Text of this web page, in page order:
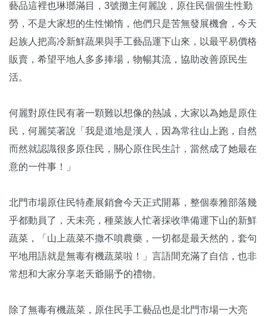
藝品這裡也琳瑯滿目，3號攤主何麗說，原住民個個生性勤
勞，不是大家想的生性懶惰，他們只是苦無發展機會，今天
起族人把高冷新鮮蔬果與手工藝品運下山來，以最平易價格
販賣，希望平地人多多捧場，物暢其流，協助改善原民生
活。
何麗對原住民有著一顆難以想像的熱誠，大家以為她是原住
民，何麗笑著說「我是道地是漢人，因為常往山上跑，自然
而然就認識很多原住民，關心原住民生計，當然成了她最在
意的一件事！」
北門市場原住民特產展銷會今天正式開幕，整個泰雅部落幾
乎都動員了，天未亮，種菜族人忙著採收準備運下山的新鮮
蔬菜，「山上蔬菜不撒不噴農藥，一切都是最天然的，套句
平地用語就是無毒有機蔬菜啦！」言語間充滿了自信，也非
常想和大家分享老天爺賜予的禮物。
除了無毒有機蔬菜，原住民手工藝品也是北門市場一大亮